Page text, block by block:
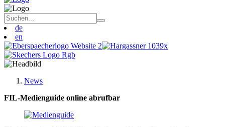
de
en
News
FIL-Medienguide online abrufbar